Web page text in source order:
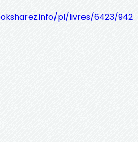
pl/livres/6423/942